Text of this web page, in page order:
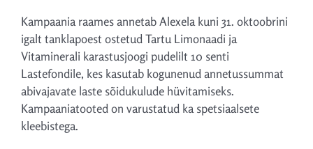
Kampaania raames annetab Alexela kuni 31. oktoobrini
igalt tanklapoest ostetud Tartu Limonaadi ja
Vitaminerali karastusjoogi pudelilt 10 senti
Lastefondile, kes kasutab kogunenud annetussummat
abivajavate laste sõidukulude hüvitamiseks.
Kampaaniatooted on varustatud ka spetsiaalsete
kleebistega.